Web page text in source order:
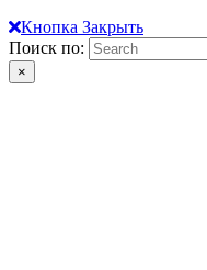
Кнопка Закрыть
Поиск по:
×